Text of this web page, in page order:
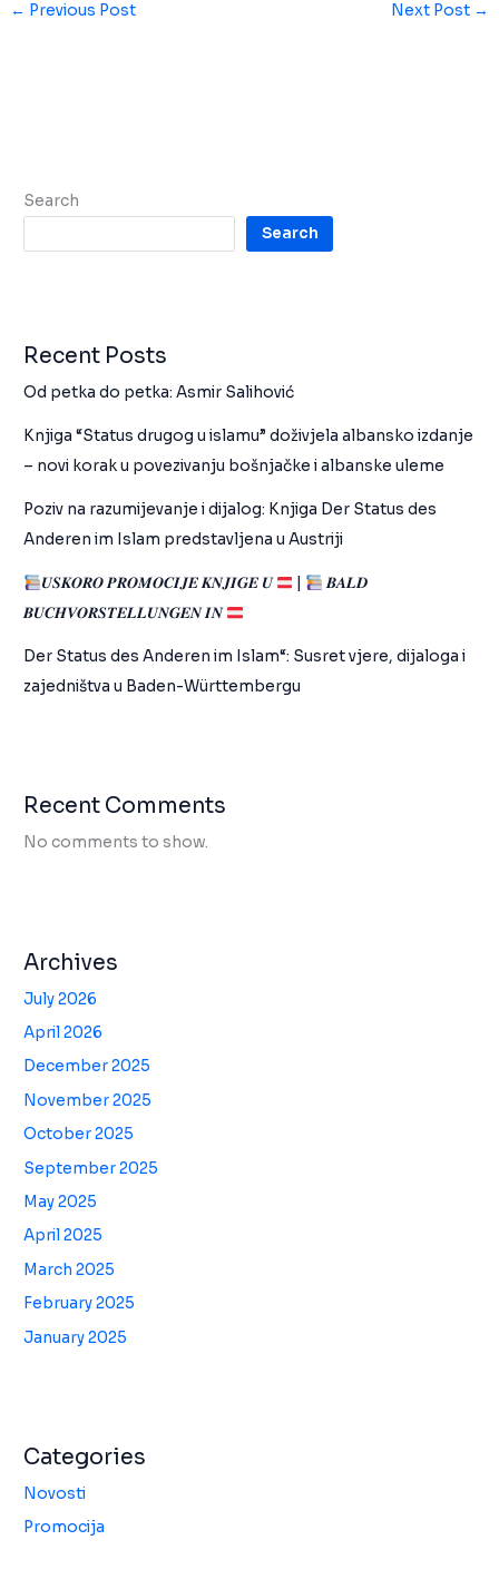
← Previous Post Next Post →
Search
Search
Recent Posts
Od petka do petka: Asmir Salihović
Knjiga “Status drugog u islamu” doživjela albansko izdanje
– novi korak u povezivanju bošnjačke i albanske uleme
Poziv na razumijevanje i dijalog: Knjiga Der Status des
Anderen im Islam predstavljena u Austriji
𝑼𝑺𝑲𝑶𝑹𝑶 𝑷𝑹𝑶𝑴𝑶𝑪𝑰𝑱𝑬 𝑲𝑵𝑱𝑰𝑮𝑬 𝑼
𝑩𝑨𝑳𝑫
𝑩𝑼𝑪𝑯𝑽𝑶𝑹𝑺𝑻𝑬𝑳𝑳𝑼𝑵𝑮𝑬𝑵 𝑰𝑵
Der Status des Anderen im Islam“: Susret vjere, dijaloga i
zajedništva u Baden-Württembergu
Recent Comments
No comments to show.
Archives
July 2026
April 2026
December 2025
November 2025
October 2025
September 2025
May 2025
April 2025
March 2025
February 2025
January 2025
Categories
Novosti
Promocija